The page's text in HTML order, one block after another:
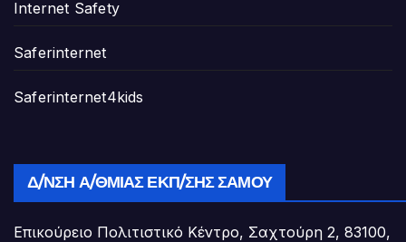
Internet Safety
Saferinternet
Saferinternet4kids
Δ/ΝΣΗ Α/ΘΜΙΑΣ ΕΚΠ/ΣΗΣ ΣΆΜΟΥ
Επικούρειο Πολιτιστικό Κέντρο, Σαχτούρη 2, 83100,